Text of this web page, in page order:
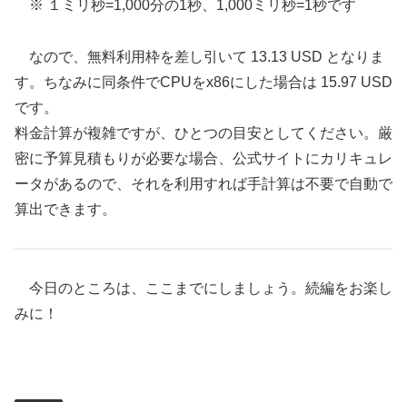
※ １ミリ秒=1,000分の1秒、1,000ミリ秒=1秒です
なので、無料利用枠を差し引いて 13.13 USD となりま
す。ちなみに同条件でCPUをx86にした場合は 15.97 USD
です。
料金計算が複雑ですが、ひとつの目安としてください。厳
密に予算見積もりが必要な場合、公式サイトにカリキュレ
ータがあるので、それを利用すれば手計算は不要で自動で
算出できます。
今日のところは、ここまでにしましょう。続編をお楽し
みに！